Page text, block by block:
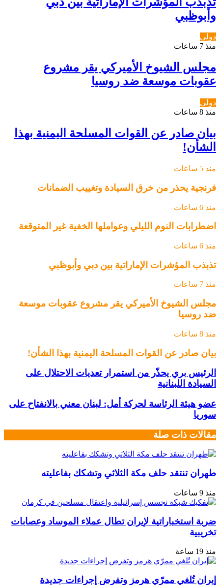
وأبوظبي
دولي
منذ 7 ساعات
مجلس الشيوخ الأميركي يقر مشروع
عقوبات موسعة ضد روسيا
دولي
منذ 8 ساعات
بيان صادر عن القوات المسلحة اليمنية بهذا
الشأن!
منذ 5 ساعات
فرنجية يحذر من خرق السيادة وتغييب الضمانات
منذ 6 ساعات
اضطرابات النوم الليلي وعواملها الخفية غير المتوقعة
منذ 6 ساعات
تذبذب المؤشرات الإماراتية بين دبي وأبوظبي
منذ 7 ساعات
مجلس الشيوخ الأميركي يقر مشروع عقوبات موسعة
ضد روسيا
منذ 8 ساعات
بيان صادر عن القوات المسلحة اليمنية بهذا الشأن!
الرئيس بري يحذّر من استمرار تعديات الاحتلال على
السيادة اللبنانية
عضو هيئة الرئاسة لحركة أمل: لبنان معني بالانفتاح على
سوريا
مقالات ذات صلة
طهران تنتقد حلف مكة الثلاثي وتشكك بفاعليته
منذ 9 ساعات
ضربة استخباراتية لإيران تطال عملاء الموساد وعصابات
تخريبية
منذ 19 ساعة
إيران تُلغي ممرّي هرمز وتفرض إجراءات جديدة